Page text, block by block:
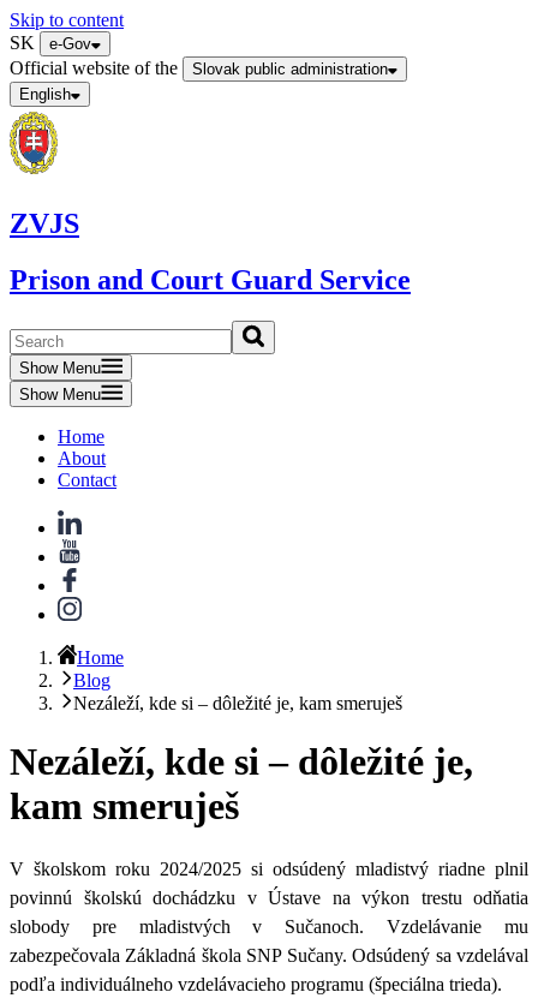
Skip to content
SK
e-Gov
Official website of the
Slovak public administration
English
ZVJS
Prison and Court Guard Service
Show Menu
Show Menu
Home
About
Contact
Home
Blog
Nezáleží, kde si – dôležité je, kam smeruješ
Nezáleží, kde si – dôležité je,
kam smeruješ
V školskom roku 2024/2025 si odsúdený mladistvý riadne plnil
povinnú školskú dochádzku v Ústave na výkon trestu odňatia
slobody pre mladistvých v Sučanoch. Vzdelávanie mu
zabezpečovala Základná škola SNP Sučany. Odsúdený sa vzdelával
podľa individuálneho vzdelávacieho programu (špeciálna trieda).